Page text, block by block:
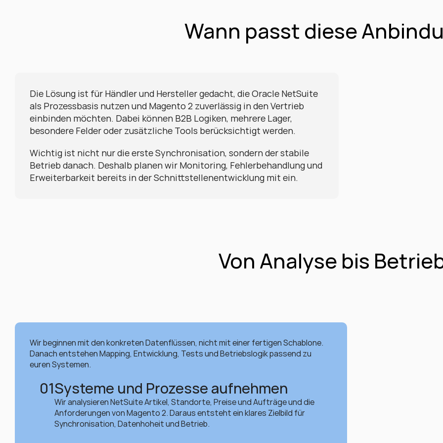
Wann passt diese
Die Lösung ist für Händler und Hersteller gedacht, die Oracle NetSuite
als Prozessbasis nutzen und Magento 2 zuverlässig in den Vertrieb
einbinden möchten. Dabei können B2B Logiken, mehrere Lager,
besondere Felder oder zusätzliche Tools berücksichtigt werden.
Wichtig ist nicht nur die erste Synchronisation, sondern der stabile
Betrieb danach. Deshalb planen wir Monitoring, Fehlerbehandlung und
Erweiterbarkeit bereits in der Schnittstellenentwicklung mit ein.
Von Analyse bis
Wir beginnen mit den konkreten Datenflüssen, nicht mit einer fertigen Schablone.
Danach entstehen Mapping, Entwicklung, Tests und Betriebslogik passend zu
euren Systemen.
01Systeme und Prozesse aufnehmen
Wir analysieren NetSuite Artikel, Standorte, Preise und Aufträge und die
Anforderungen von Magento 2. Daraus entsteht ein klares Zielbild für
Synchronisation, Datenhoheit und Betrieb.